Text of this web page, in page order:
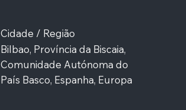
Cidade / Região
Bilbao, Província da Biscaia,
Comunidade Autónoma do
País Basco, Espanha, Europa